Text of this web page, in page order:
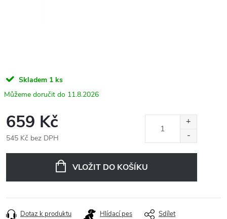
Skladem 1 ks
11.8.2026
659 Kč
545 Kč bez DPH
VLOŽIT DO KOŠÍKU
Dotaz k produktu Hlídací pes Sdílet